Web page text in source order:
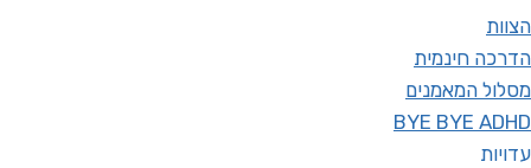
הצוות
הדרכה חינמית
מסלול המאמנים
BYE BYE ADHD
עדויות